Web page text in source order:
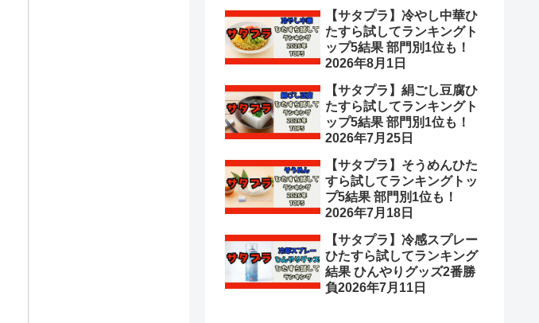
【サタプラ】冷やし中華ひ
たすら試してランキングト
ップ5結果 部門別1位も！
2026年8月1日
【サタプラ】絹ごし豆腐ひ
たすら試してランキングト
ップ5結果 部門別1位も！
2026年7月25日
【サタプラ】そうめんひた
すら試してランキングトッ
プ5結果 部門別1位も！
2026年7月18日
【サタプラ】冷感スプレー
ひたすら試してランキング
結果 ひんやりグッズ2番勝
負2026年7月11日